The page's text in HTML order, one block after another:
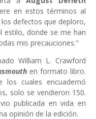
en estos términos al
defectos que deploro,
estilo, donde se me han
mis precauciones."
William L. Crawford
en formato libro.
los cuales encuadernó
solo se vendieron 150.
vio publicada en vida en
opinión de la edición.